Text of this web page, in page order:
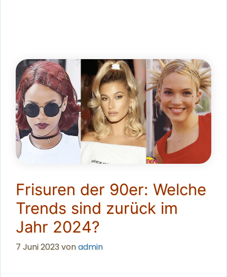
Frisuren der 90er: Welche
Trends sind zurück im
Jahr 2024?
7 Juni 2023vonadmin